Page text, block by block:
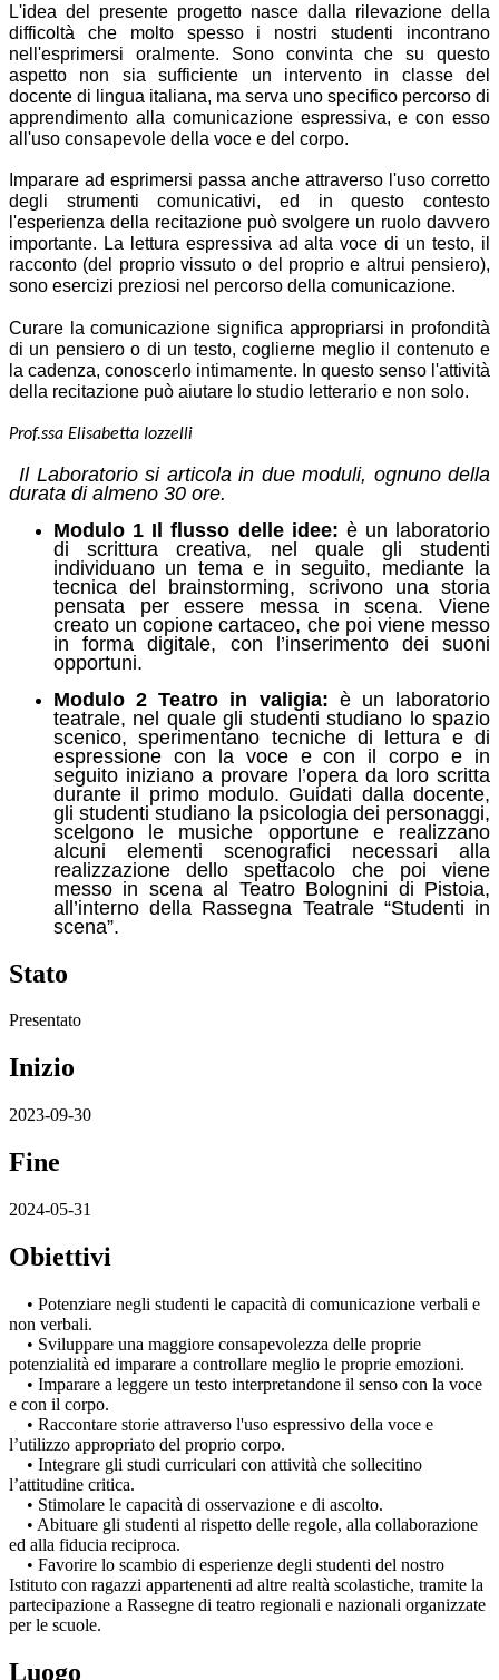
L'idea del presente progetto nasce dalla rilevazione della
difficoltà che molto spesso i nostri studenti incontrano
nell'esprimersi oralmente. Sono convinta che su questo
aspetto non sia sufficiente un intervento in classe del
docente di lingua italiana, ma serva uno specifico percorso di
apprendimento alla comunicazione espressiva, e con esso
all'uso consapevole della voce e del corpo.
Imparare ad esprimersi passa anche attraverso l'uso corretto
degli strumenti comunicativi, ed in questo contesto
l'esperienza della recitazione può svolgere un ruolo davvero
importante. La lettura espressiva ad alta voce di un testo, il
racconto (del proprio vissuto o del proprio e altrui pensiero),
sono esercizi preziosi nel percorso della comunicazione.
Curare la comunicazione significa appropriarsi in profondità
di un pensiero o di un testo, coglierne meglio il contenuto e
la cadenza, conoscerlo intimamente. In questo senso l'attività
della recitazione può aiutare lo studio letterario e non solo.
Prof.ssa Elisabetta Iozzelli
Il Laboratorio si articola in due moduli, ognuno della
durata di almeno 30 ore.
Modulo 1 Il flusso delle idee: è un laboratorio
di scrittura creativa, nel quale gli studenti
individuano un tema e in seguito, mediante la
tecnica del brainstorming, scrivono una storia
pensata per essere messa in scena. Viene
creato un copione cartaceo, che poi viene messo
in forma digitale, con l’inserimento dei suoni
opportuni.
Modulo 2 Teatro in valigia: è un laboratorio
teatrale, nel quale gli studenti studiano lo spazio
scenico, sperimentano tecniche di lettura e di
espressione con la voce e con il corpo e in
seguito iniziano a provare l’opera da loro scritta
durante il primo modulo. Guidati dalla docente,
gli studenti studiano la psicologia dei personaggi,
scelgono le musiche opportune e realizzano
alcuni elementi scenografici necessari alla
realizzazione dello spettacolo che poi viene
messo in scena al Teatro Bolognini di Pistoia,
all’interno della Rassegna Teatrale “Studenti in
scena”.
Stato
Presentato
Inizio
2023-09-30
Fine
2024-05-31
Obiettivi
• Potenziare negli studenti le capacità di comunicazione verbali e
non verbali.
• Sviluppare una maggiore consapevolezza delle proprie
potenzialità ed imparare a controllare meglio le proprie emozioni.
• Imparare a leggere un testo interpretandone il senso con la voce
e con il corpo.
• Raccontare storie attraverso l'uso espressivo della voce e
l’utilizzo appropriato del proprio corpo.
• Integrare gli studi curriculari con attività che sollecitino
l’attitudine critica.
• Stimolare le capacità di osservazione e di ascolto.
• Abituare gli studenti al rispetto delle regole, alla collaborazione
ed alla fiducia reciproca.
• Favorire lo scambio di esperienze degli studenti del nostro
Istituto con ragazzi appartenenti ad altre realtà scolastiche, tramite la
partecipazione a Rassegne di teatro regionali e nazionali organizzate
per le scuole.
Luogo